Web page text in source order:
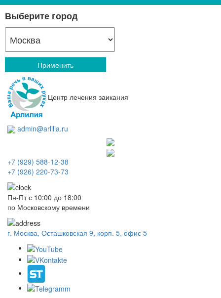
Выберите город
Применить
Центр лечения заикания
admin@arlilia.ru
+7 (929) 588-12-38
+7 (926) 220-73-73
Пн-Пт с 10:00 до 18:00
по Московскому времени
г. Москва, Осташковская 9, корп. 5, офис 5